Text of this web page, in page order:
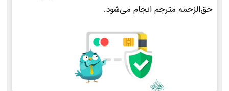
حق‌الزحمه مترجم انجام می‌شود.